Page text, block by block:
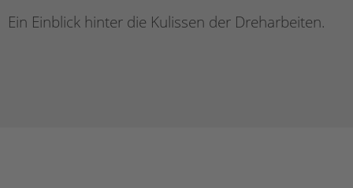
Ein Einblick hinter die Kulissen der Dreharbeiten.